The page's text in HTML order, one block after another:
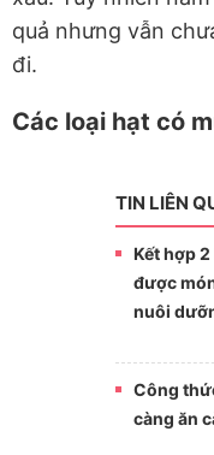
quả nhưng vẫn
đi.
Các loại hạt có
TIN LIÊN
Kết hợp
được
nuôi
Công
càng ăn